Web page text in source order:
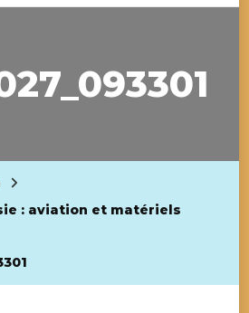
: aviation et matériels